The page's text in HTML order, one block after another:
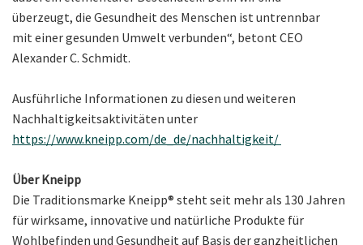
überzeugt, die Gesundheit des Menschen ist untrennbar
mit einer gesunden Umwelt verbunden“, betont CEO
Alexander C. Schmidt.
Ausführliche Informationen zu diesen und weiteren
Nachhaltigkeitsaktivitäten unter
https://www.kneipp.com/de_de/nachhaltigkeit/
Über Kneipp
Die Traditionsmarke Kneipp® steht seit mehr als 130 Jahren
für wirksame, innovative und natürliche Produkte für
Wohlbefinden und Gesundheit auf Basis der ganzheitlichen